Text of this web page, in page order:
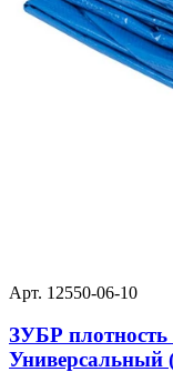
Арт. 12550-06-10
ЗУБР плотность
Универсальный